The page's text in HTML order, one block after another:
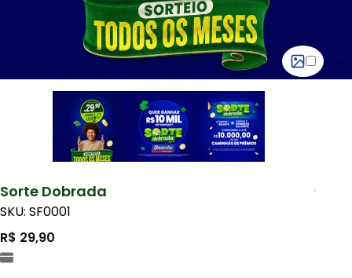
Sorte Dobrada
SKU: SF0001
R$ 29,90